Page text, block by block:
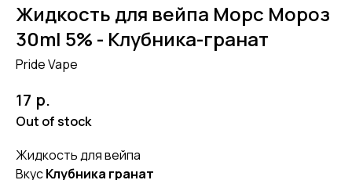
Жидкость для вейпа Морс Мороз
30ml 5% - Клубника-гранат
Pride Vape
17 р.
Out of stock
Жидкость для вейпа
ВкусКлубника гранат